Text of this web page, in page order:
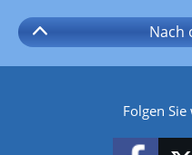
Nach
Folgen